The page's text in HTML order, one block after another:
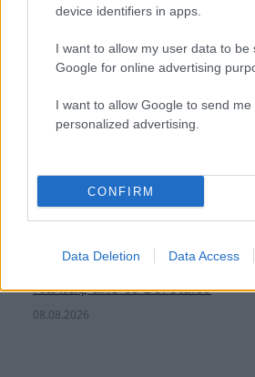
device identifiers in apps.
I want to allow my user data to be
Google for online advertising
I want to allow Google to send me
personalized advertising.
CONFIRM
Data Deletion Data Access
Ένα καλοκαιρινό ταξίδι στην
Ιταλίας, από το Borotalco
08.08.2026